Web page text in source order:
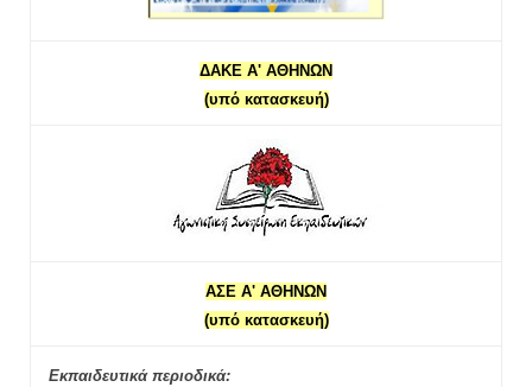
ΔΑΚΕ Α' ΑΘΗΝΩΝ
(υπό κατασκευή)
ΑΣΕ Α' ΑΘΗΝΩΝ
(υπό κατασκευή)
Εκπαιδευτικά περιοδικά: